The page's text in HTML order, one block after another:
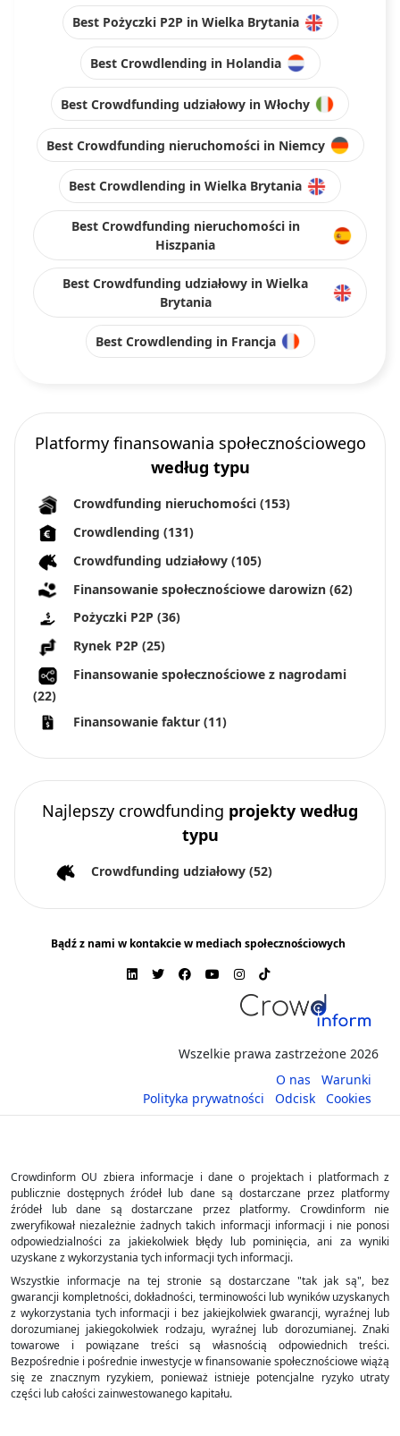
Best Pożyczki P2P in Wielka Brytania
Best Crowdlending in Holandia
Best Crowdfunding udziałowy in Włochy
Best Crowdfunding nieruchomości in Niemcy
Best Crowdlending in Wielka Brytania
Best Crowdfunding nieruchomości in
Hiszpania
Best Crowdfunding udziałowy in Wielka
Brytania
Best Crowdlending in Francja
Platformy finansowania społecznościowego
według typu
Crowdfunding nieruchomości (153)
Crowdlending (131)
Crowdfunding udziałowy (105)
Finansowanie społecznościowe darowizn (62)
Pożyczki P2P (36)
Rynek P2P (25)
Finansowanie społecznościowe z nagrodami
(22)
Finansowanie faktur (11)
Najlepszy crowdfunding projekty według
typu
Crowdfunding udziałowy (52)
Bądź z nami w kontakcie w mediach społecznościowych
Wszelkie prawa zastrzeżone 2026
O nas
Warunki
Polityka prywatności
Odcisk Cookies
Crowdinform OU zbiera informacje i dane o projektach i platformach z
publicznie dostępnych źródeł lub dane są dostarczane przez platformy
źródeł lub dane są dostarczane przez platformy. Crowdinform nie
zweryfikował niezależnie żadnych takich informacji informacji i nie ponosi
odpowiedzialności za jakiekolwiek błędy lub pominięcia, ani za wyniki
uzyskane z wykorzystania tych informacji tych informacji.
Wszystkie informacje na tej stronie są dostarczane "tak jak są", bez
gwarancji kompletności, dokładności, terminowości lub wyników uzyskanych
z wykorzystania tych informacji i bez jakiejkolwiek gwarancji, wyraźnej lub
dorozumianej jakiegokolwiek rodzaju, wyraźnej lub dorozumianej. Znaki
towarowe i powiązane treści są własnością odpowiednich treści.
Bezpośrednie i pośrednie inwestycje w finansowanie społecznościowe wiążą
się ze znacznym ryzykiem, ponieważ istnieje potencjalne ryzyko utraty
części lub całości zainwestowanego kapitału.